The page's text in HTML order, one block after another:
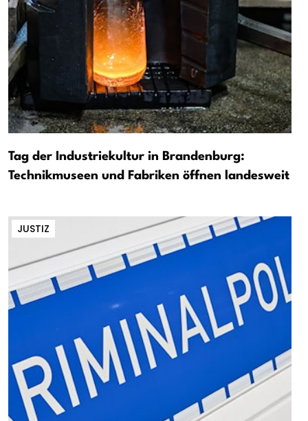
Tag der Industriekultur in Brandenburg:
Technikmuseen und Fabriken öffnen landesweit
JUSTIZ